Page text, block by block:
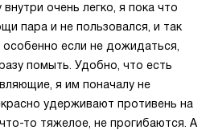
очень легко, я пока что
пара и не пользовался, и так
особенно если не дожидаться,
помыть. Удобно, что есть
я им поначалу не
удерживают противень на
то тяжелое, не прогибаются. А